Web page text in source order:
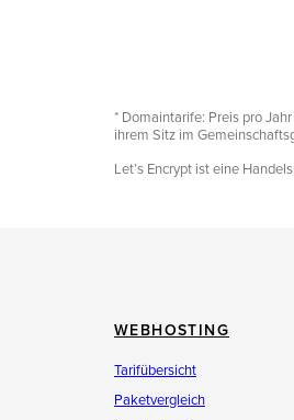
* Domaintarife: Preis pro
ihrem Sitz im
Let’s Encrypt ist eine
WEBHOSTING
Tarifübersicht
Paketvergleich